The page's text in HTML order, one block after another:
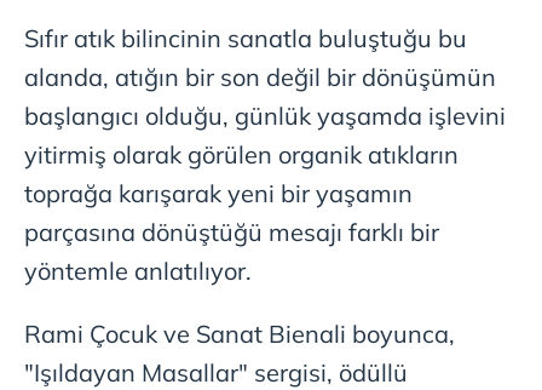
Sıfır atık bilincinin sanatla buluştuğu bu
alanda, atığın bir son değil bir dönüşümün
başlangıcı olduğu, günlük yaşamda işlevini
yitirmiş olarak görülen organik atıkların
toprağa karışarak yeni bir yaşamın
parçasına dönüştüğü mesajı farklı bir
yöntemle anlatılıyor.
Rami Çocuk ve Sanat Bienali boyunca,
"Işıldayan Masallar" sergisi, ⁠ödüllü